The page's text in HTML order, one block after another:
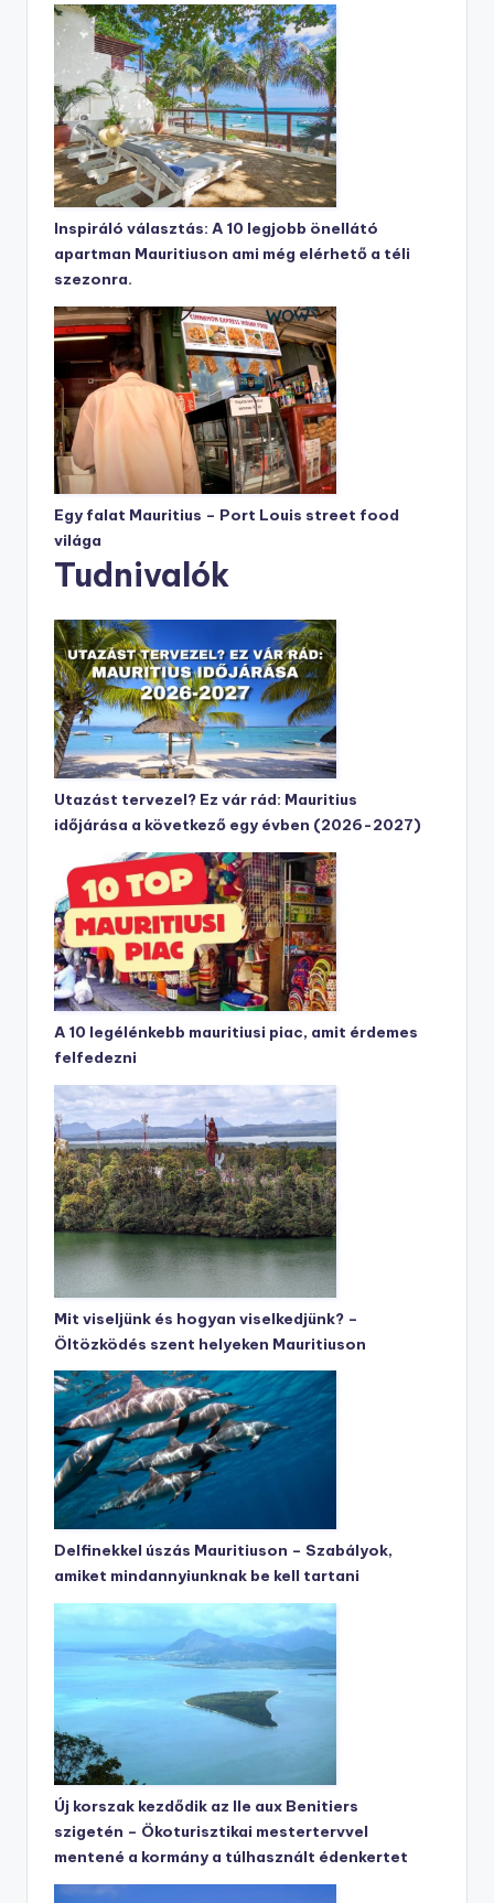
Inspiráló választás: A 10 legjobb önellátó
apartman Mauritiuson ami még elérhető a téli
szezonra.
Egy falat Mauritius – Port Louis street food
világa
Tudnivalók
Utazást tervezel? Ez vár rád: Mauritius
időjárása a következő egy évben (2026-2027)
A 10 legélénkebb mauritiusi piac, amit érdemes
felfedezni
Mit viseljünk és hogyan viselkedjünk? –
Öltözködés szent helyeken Mauritiuson
Delfinekkel úszás Mauritiuson – Szabályok,
amiket mindannyiunknak be kell tartani
Új korszak kezdődik az Ile aux Benitiers
szigetén – Ökoturisztikai mestertervvel
mentené a kormány a túlhasznált édenkertet